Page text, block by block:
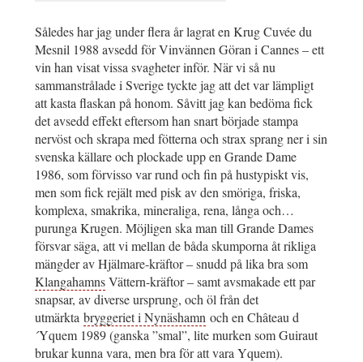
Således har jag under flera år lagrat en Krug Cuvée du
Mesnil 1988 avsedd för Vinvännen Göran i Cannes – ett
vin han visat vissa svagheter inför. När vi så nu
sammanstrålade i Sverige tyckte jag att det var lämpligt
att kasta flaskan på honom. Såvitt jag kan bedöma fick
det avsedd effekt eftersom han snart började stampa
nervöst och skrapa med fötterna och strax sprang ner i sin
svenska källare och plockade upp en Grande Dame
1986, som förvisso var rund och fin på hustypiskt vis,
men som fick rejält med pisk av den smöriga, friska,
komplexa, smakrika, mineraliga, rena, långa och…
purunga Krugen. Möjligen ska man till Grande Dames
försvar säga, att vi mellan de båda skumporna åt rikliga
mängder av Hjälmare-kräftor – snudd på lika bra som
KlangahamnsVättern-kräftor – samt avsmakade ett par
snapsar, av diverse ursprung, och öl från det
utmärkta bryggeriet i Nynäshamn och en Château d
´Yquem 1989 (ganska ”smal”, lite murken som Guiraut
brukar kunna vara, men bra för att vara Yquem).